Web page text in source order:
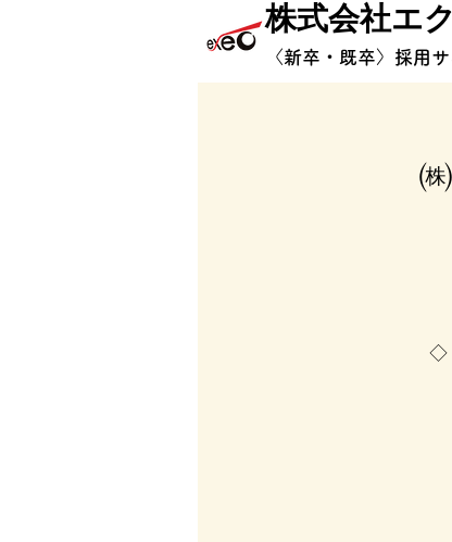
株式会社エ
〈新卒・既卒〉採用
◇